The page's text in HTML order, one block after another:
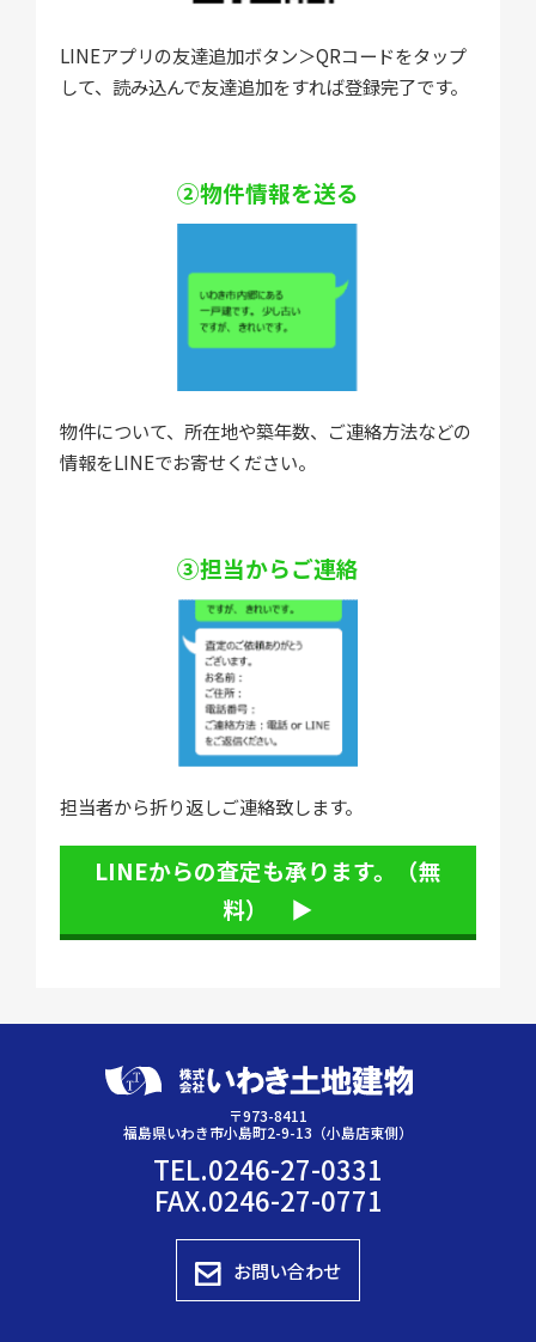
LINEアプリの友達追加ボタン＞QRコードをタップ
して、読み込んで友達追加をすれば登録完了です。
②物件情報を送る
物件について、所在地や築年数、ご連絡方法などの
情報をLINEでお寄せください。
③担当からご連絡
担当者から折り返しご連絡致します。
LINEからの査定も承ります。（無
料） ▶︎
〒973-8411
福島県いわき市小島町2-9-13（小島店東側）
TEL.0246-27-0331
FAX.0246-27-0771
お問い合わせ